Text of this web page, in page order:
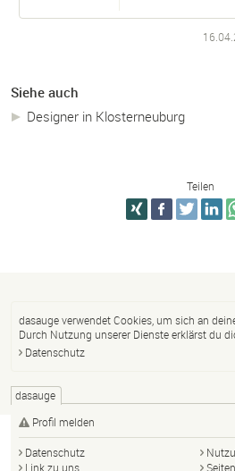
Siehe auch
Designer in Klosterneuburg
Teilen
dasauge verwendet Cookies, um sich an
Durch Nutzung unserer Dienste erklärst du
Datenschutz
dasauge
Profil melden
Datenschutz
Link zu uns